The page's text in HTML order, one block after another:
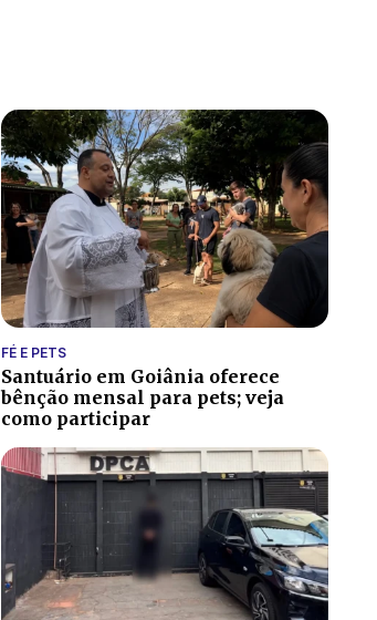
FÉ E PETS
Santuário em Goiânia oferece
bênção mensal para pets; veja
como participar